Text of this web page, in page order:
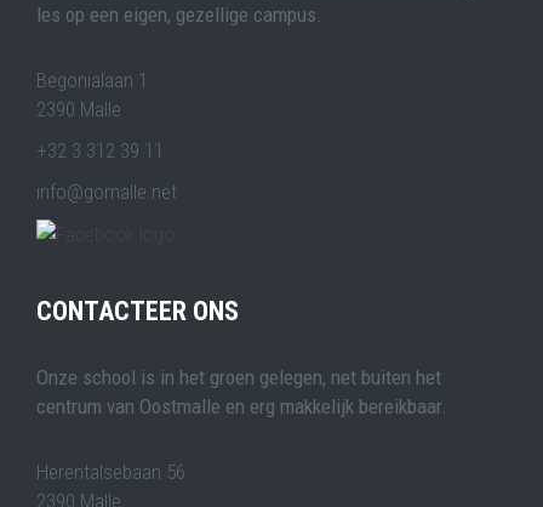
les op een eigen, gezellige campus.
Begonialaan 1
2390 Malle
+32 3 312 39 11
info@gomalle.net
CONTACTEER ONS
Onze school is in het groen gelegen, net buiten het
centrum van Oostmalle en erg makkelijk bereikbaar.
Herentalsebaan 56
2390 Malle